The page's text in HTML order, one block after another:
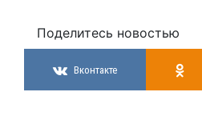
Поделитесь новостью
Вконтакте